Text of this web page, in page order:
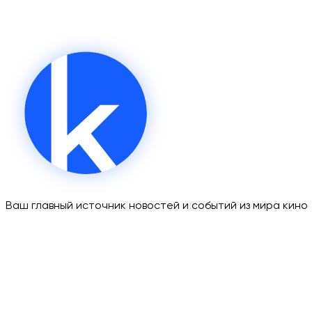
Ваш главный источник новостей и событий из мира кино